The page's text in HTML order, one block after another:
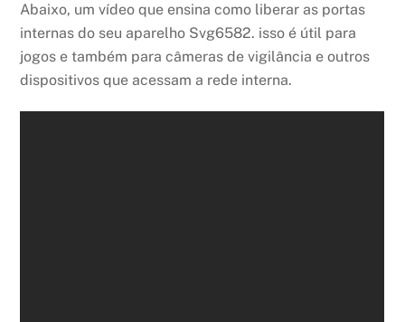
Abaixo, um vídeo que ensina como liberar as portas
internas do seu aparelho Svg6582. isso é útil para
jogos e também para câmeras de vigilância e outros
dispositivos que acessam a rede interna.